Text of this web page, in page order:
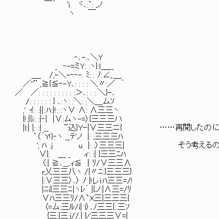
￣´ 'i ヾ､:`: ,ノ
ヽ ￣
‐､-.､＼Y
_ ‐-=ミY: :ヽ}:ｌ＿__
＿_ /,-＼-‐‐-. ﾐ: : ﾉ:∠,.＿
／''¨ ,≧{≦‐-Y､: : : : ＼〃:／ ｀
／ ／: : : : : : : : : :＞､: : : ＼}-､
/: : : : : : } ､:ヽ: :＼: :＼＿ムｿ
,' :ｲ: :||:.ﾊ:|!: :ヽ∨ ∧: ∧三三ヽ
{!:|{ｉ: :|‐| |∨:ムヽ-=〉{三三三ハ
|l:| |: :| __ ¨込}Yｰ|∨三三ニ{ ……再開したのにテ
`（´Y!}‐ヽ __ﾃ'ノ |: ;三三三ﾊ
'; ﾊ :j u |: :〉三三三| そう考えるのは一
∨}. ＿ _ ィ: :| }三三ﾆﾊ
〈:| ≧､__,.ｨ≦ ｜ﾘ/∨三三∧
r乂三三八ヽ /|〃ﾆ:}三三三}
|:∨三三〉､〉 ﾉ |!レi:ﾊ三三=/!
|ﾆi}三三ﾆ|ヽﾚ´ |{ノ:|∧三=/ﾘ
∨ﾊ三三ﾘ/∧`Ｘ三|三三三{
〈=ム:三ﾙ/i| l〉､ﾉ三三{:.三ｿ
{三:}三:i//.| ﾚ'三三三∨=|